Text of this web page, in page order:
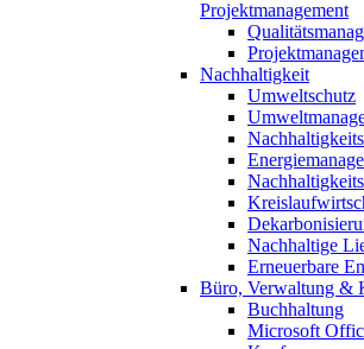
Projektmanagement
Nachhaltigkeit
Umweltschutz
Nachhaltige
Erneuerbare
Büro, Verwaltung &
Buchhaltung
Microsoft